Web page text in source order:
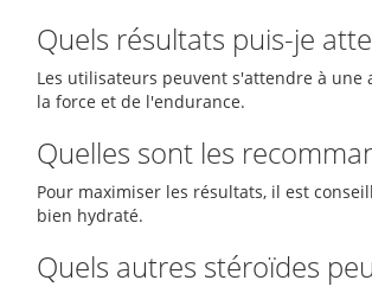
Quels résultats puis-je
Les utilisateurs peuvent s'attendre à
la force et de l'endurance.
Quelles sont les
Pour maximiser les résultats, il est
bien hydraté.
Quels autres stéroïdes